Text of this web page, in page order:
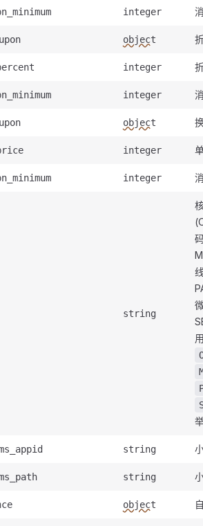
integer
object
integer
integer
object
integer
integer
string
string
string
object